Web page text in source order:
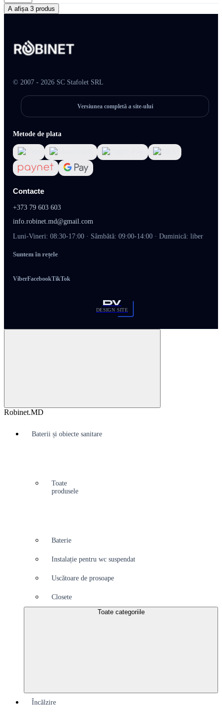
A afișa 3 produs
© 2007 - 2026 SC Stafolet SRL
Versiunea completă a site-ului
Metode de plata
Contacte
+373 79 603 603
info.robinet.md@gmail.com
Luni-Vineri: 08:30-17:00 · Sâmbătă: 09:00-14:00 · Duminică: liber
Suntem în rețele
ViberFacebookTikTok
DV
DESIGN SITE
Robinet.MD
Baterii și obiecte sanitare
Toate
produsele
Baterie
Instalație pentru wc suspendat
Uscătoare de prosoape
Closete
Toate categoriile
Încălzire